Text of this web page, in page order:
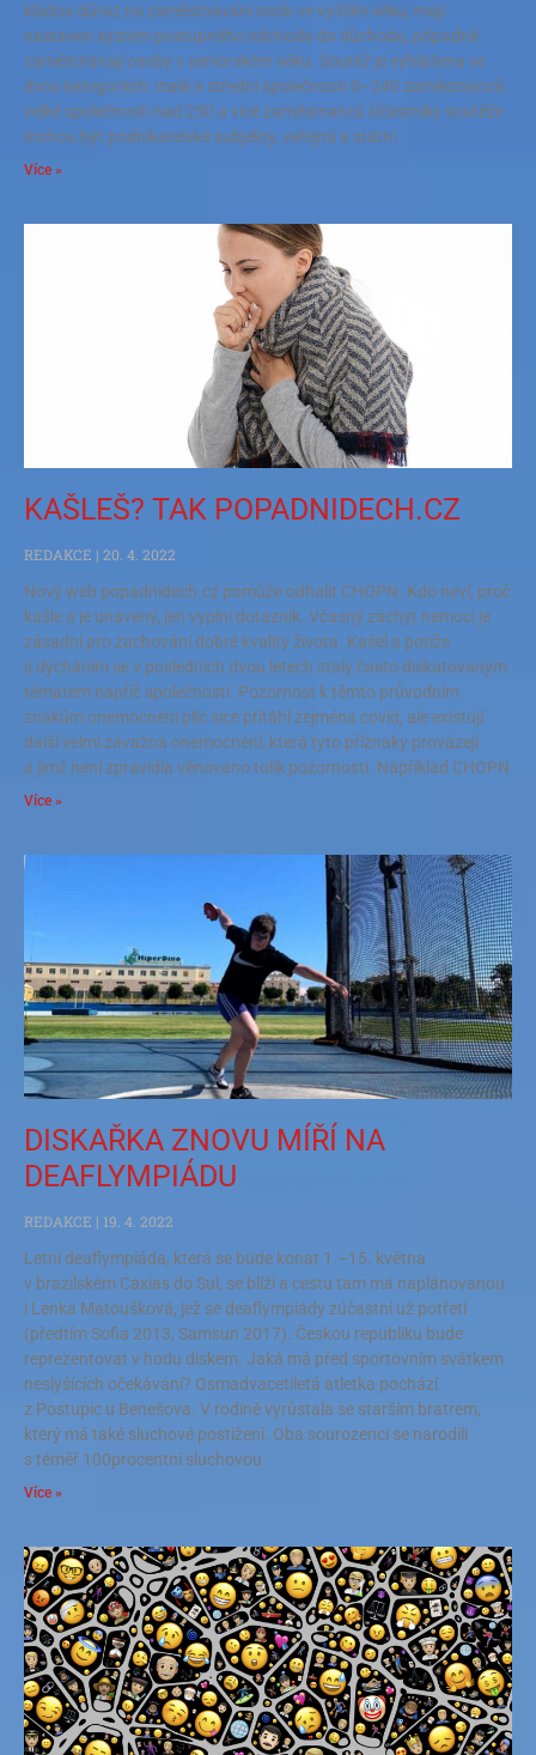
kladou důraz na zaměstnávání osob ve vyšším věku, mají
nastaven systém postupného odchodu do důchodu, případně
zaměstnávají osoby v seniorském věku. Soutěž je vyhlášena ve
dvou kategoriích: malé a střední společnosti 0–249 zaměstnanců
velké společnosti nad 250 a více zaměstnanců Účastníky soutěže
mohou být podnikatelské subjekty, veřejná a státní
Více »
KAŠLEŠ? TAK POPADNIDECH.CZ
REDAKCE
20. 4. 2022
Nový web popadnidech.cz pomůže odhalit CHOPN. Kdo neví, proč
kašle a je unavený, jen vyplní dotazník. Včasný záchyt nemoci je
zásadní pro zachování dobré kvality života. Kašel a potíže
s dýcháním se v posledních dvou letech staly často diskutovaným
tématem napříč společností. Pozornost k těmto průvodním
znakům onemocnění plic sice přitáhl zejména covid, ale existují
další velmi závažná onemocnění, která tyto příznaky provázejí
a jimž není zpravidla věnováno tolik pozornosti. Například CHOPN
Více »
DISKAŘKA ZNOVU MÍŘÍ NA
DEAFLYMPIÁDU
REDAKCE
19. 4. 2022
Letní deaflympiáda, která se bude konat 1.–15. května
v brazilském Caxias do Sul, se blíží a cestu tam má naplánovanou
i Lenka Matoušková, jež se deaflympiády zúčastní už potřetí
(předtím Sofia 2013, Samsun 2017). Českou republiku bude
reprezentovat v hodu diskem. Jaká má před sportovním svátkem
neslyšících očekávání? Osmadvacetiletá atletka pochází
z Postupic u Benešova. V rodině vyrůstala se starším bratrem,
který má také sluchové postižení. Oba sourozenci se narodili
s téměř 100procentní sluchovou
Více »